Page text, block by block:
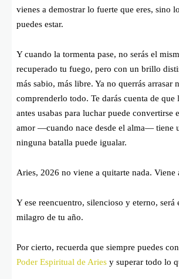
vienes a demostrar lo fuerte que eres, sino
puedes estar.
Y cuando la tormenta pase, no serás el
recuperado tu fuego, pero con un brillo
más sabio, más libre. Ya no querrás arrasar
comprenderlo todo. Te darás cuenta de que
antes usabas para luchar puede convertirse
amor —cuando nace desde el alma— tiene
ninguna batalla puede igualar.
Aries, 2026 no viene a quitarte nada. Viene
Y ese reencuentro, silencioso y eterno, será
milagro de tu año.
Por cierto, recuerda que siempre puedes
Poder Espiritual de Aries y superar todo lo